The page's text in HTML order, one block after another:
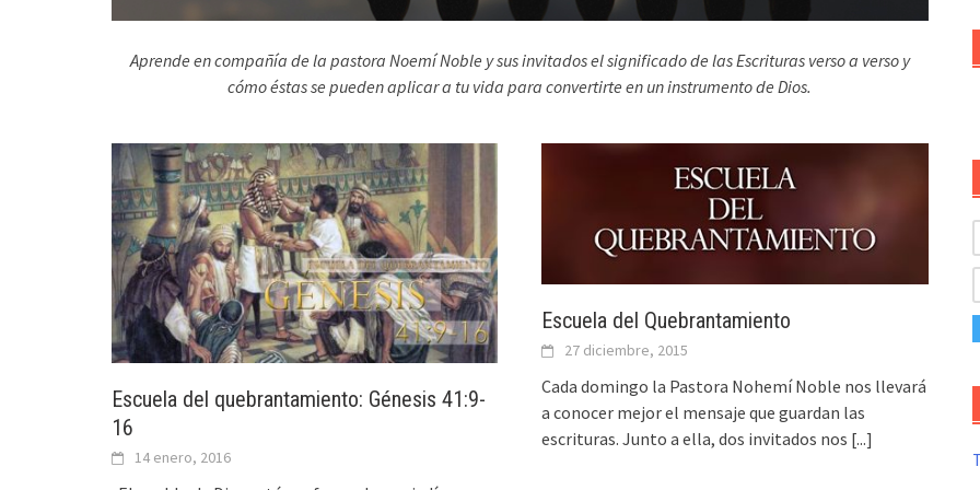
Aprende en compañía de la pastora Noemí Noble y sus invitados el significado de las Escrituras verso a verso y
cómo éstas se pueden aplicar a tu vida para convertirte en un instrumento de Dios.
Escuela del quebrantamiento: Génesis 41:9-
16
14 enero, 2016
Escuela del Quebrantamiento
27 diciembre, 2015
Cada domingo la Pastora Nohemí Noble nos llevará
a conocer mejor el mensaje que guardan las
escrituras. Junto a ella, dos invitados nos [...]